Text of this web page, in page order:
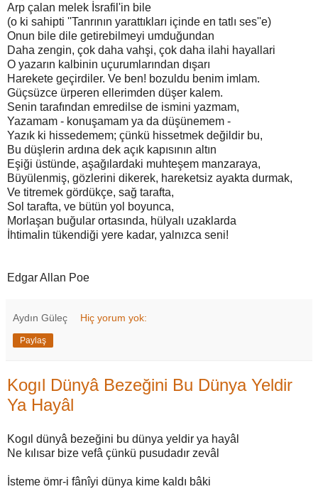
Arp çalan melek İsrafil'in bile
(o ki sahipti ''Tanrının yarattıkları içinde en tatlı ses''e)
Onun bile dile getirebilmeyi umduğundan
Daha zengin, çok daha vahşi, çok daha ilahi hayallari
O yazarın kalbinin uçurumlarından dışarı
Harekete geçirdiler. Ve ben! bozuldu benim imlam.
Güçsüzce ürperen ellerimden düşer kalem.
Senin tarafından emredilse de ismini yazmam,
Yazamam - konuşamam ya da düşünemem -
Yazık ki hissedemem; çünkü hissetmek değildir bu,
Bu düşlerin ardına dek açık kapısının altın
Eşiği üstünde, aşağılardaki muhteşem manzaraya,
Büyülenmiş, gözlerini dikerek, hareketsiz ayakta durmak,
Ve titremek gördükçe, sağ tarafta,
Sol tarafta, ve bütün yol boyunca,
Morlaşan buğular ortasında, hülyalı uzaklarda
İhtimalin tükendiği yere kadar, yalnızca seni!
Edgar Allan Poe
Aydın Güleç Hiç yorum yok:
Paylaş
Kogıl Dünyâ Bezeğini Bu Dünya Yeldir
Ya Hayâl
Kogıl dünyâ bezeğini bu dünya yeldir ya hayâl
Ne kılısar bize vefâ çünkü pusudadır zevâl
İsteme ömr-i fânîyi dünya kime kaldı bâki